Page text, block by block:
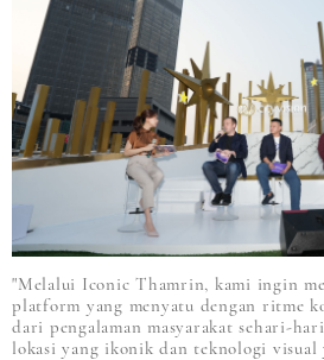
"Melalui Iconic Thamrin, kami ingin
platform yang menyatu dengan ritme
dari pengalaman masyarakat sehari-
lokasi yang ikonik dan teknologi